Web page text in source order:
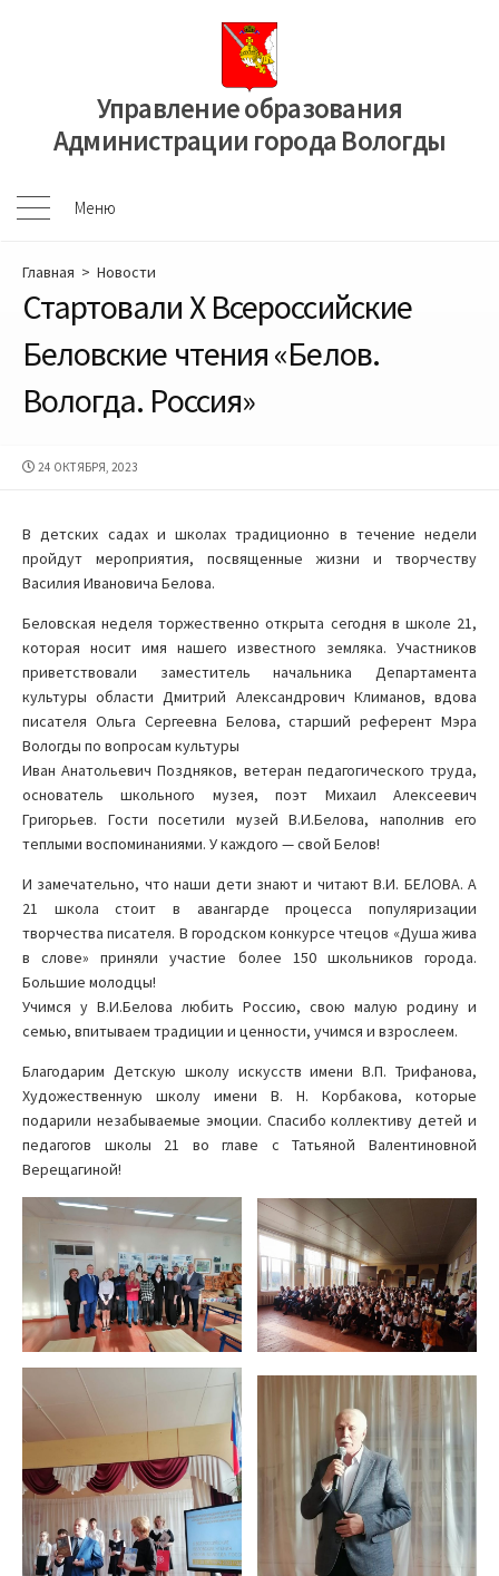
Управление образования
Администрации города Вологды
Меню
Меню
Главная > Новости
Стартовали X Всероссийские
Беловские чтения «Белов.
Вологда. Россия»
ДАТА
24 ОКТЯБРЯ, 2023
В детских садах и школах традиционно в течение недели
пройдут мероприятия, посвященные жизни и творчеству
Василия Ивановича Белова.
Беловская неделя торжественно открыта сегодня в школе 21,
которая носит имя нашего известного земляка. Участников
приветствовали заместитель начальника Департамента
культуры области Дмитрий Александрович Климанов, вдова
писателя Ольга Сергеевна Белова, старший референт Мэра
Вологды по вопросам культуры
Иван Анатольевич Поздняков, ветеран педагогического труда,
основатель школьного музея, поэт Михаил Алексеевич
Григорьев. Гости посетили музей В.И.Белова, наполнив его
теплыми воспоминаниями. У каждого — свой Белов!
И замечательно, что наши дети знают и читают В.И. БЕЛОВА. А
21 школа стоит в авангарде процесса популяризации
творчества писателя. В городском конкурсе чтецов «Душа жива
в слове» приняли участие более 150 школьников города.
Большие молодцы!
Учимся у В.И.Белова любить Россию, свою малую родину и
семью, впитываем традиции и ценности, учимся и взрослеем.
Благодарим Детскую школу искусств имени В.П. Трифанова,
Художественную школу имени В. Н. Корбакова, которые
подарили незабываемые эмоции. Спасибо коллективу детей и
педагогов школы 21 во главе с Татьяной Валентиновной
Верещагиной!